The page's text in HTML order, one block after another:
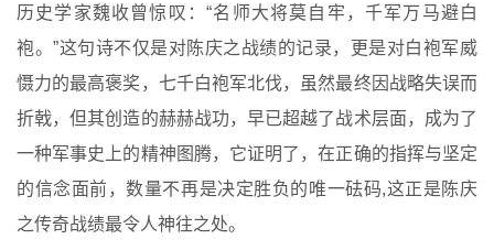
历史学家魏收曾惊叹：“名师大将莫自牢，千军万马避白
袍。”这句诗不仅是对陈庆之战绩的记录，更是对白袍军威
慑力的最高褒奖，七千白袍军北伐，虽然最终因战略失误而
折戟，但其创造的赫赫战功，早已超越了战术层面，成为了
一种军事史上的精神图腾，它证明了，在正确的指挥与坚定
的信念面前，数量不再是决定胜负的唯一砝码,这正是陈庆
之传奇战绩最令人神往之处。